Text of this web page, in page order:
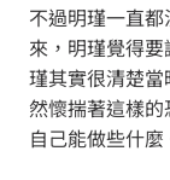
不過明瑾一直
來，明瑾覺得
瑾其實很清楚
然懷揣著這樣
自己能做些什麼